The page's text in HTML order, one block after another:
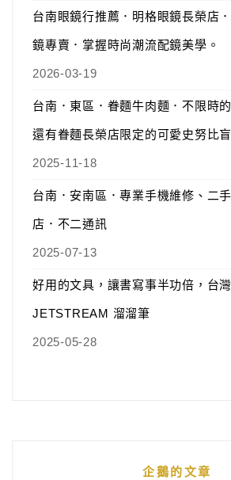
台南眼鏡行推薦．明格眼鏡長榮店
鏡專賣．掌握時尚潮流配鏡美學。
2026-03-19
台南．東區．眷麵牛肉麵．不限時
還有眷麵長榮店限定的可愛史努比
2025-11-18
台南．安南區．專業手機維修、二
店．不二通訊
2025-07-13
好用的文具，讓書寫事半功倍，台
JETSTREAM 溜溜筆
2025-05-28
企鵝的文章